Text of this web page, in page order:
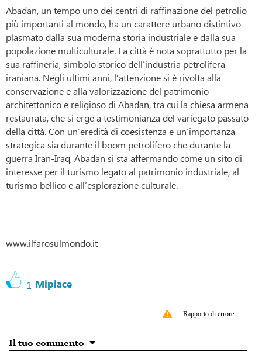
Abadan, un tempo uno dei centri di raffinazione del petrolio
più importanti al mondo, ha un carattere urbano distintivo
plasmato dalla sua moderna storia industriale e dalla sua
popolazione multiculturale. La città è nota soprattutto per la
sua raffineria, simbolo storico dell’industria petrolifera
iraniana. Negli ultimi anni, l’attenzione si è rivolta alla
conservazione e alla valorizzazione del patrimonio
architettonico e religioso di Abadan, tra cui la chiesa armena
restaurata, che si erge a testimonianza del variegato passato
della città. Con un’eredità di coesistenza e un’importanza
strategica sia durante il boom petrolifero che durante la
guerra Iran-Iraq, Abadan si sta affermando come un sito di
interesse per il turismo legato al patrimonio industriale, al
turismo bellico e all’esplorazione culturale.
www.ilfarosulmondo.it
1 Mipiace
Rapporto di errore
Il tuo commento